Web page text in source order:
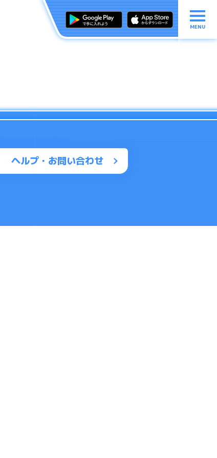
MENU
ヘルプ・お問い合わせ